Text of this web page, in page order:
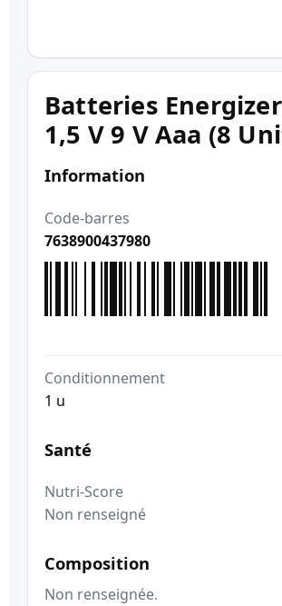
Batteries
1,5 V 9 V Aaa (8
Information
Code-barres
7638900437980
Conditionnement
1 u
Santé
Nutri-Score
Non renseigné
Composition
Non renseignée.